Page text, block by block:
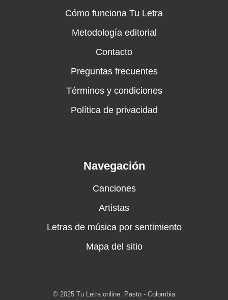
Cómo funciona Tu Letra
Metodología editorial
Contacto
Preguntas frecuentes
Términos y condiciones
Política de privacidad
Navegación
Canciones
Artistas
Letras de música por sentimiento
Mapa del sitio
© 2025 Tu Letra online. Pasto - Colombia